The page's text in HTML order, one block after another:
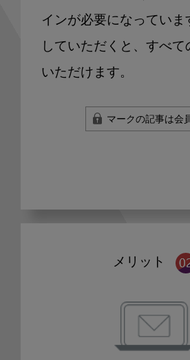
インが必要になっていま
していただくと、すべて
いただけます。
マークの記事は会
メリット